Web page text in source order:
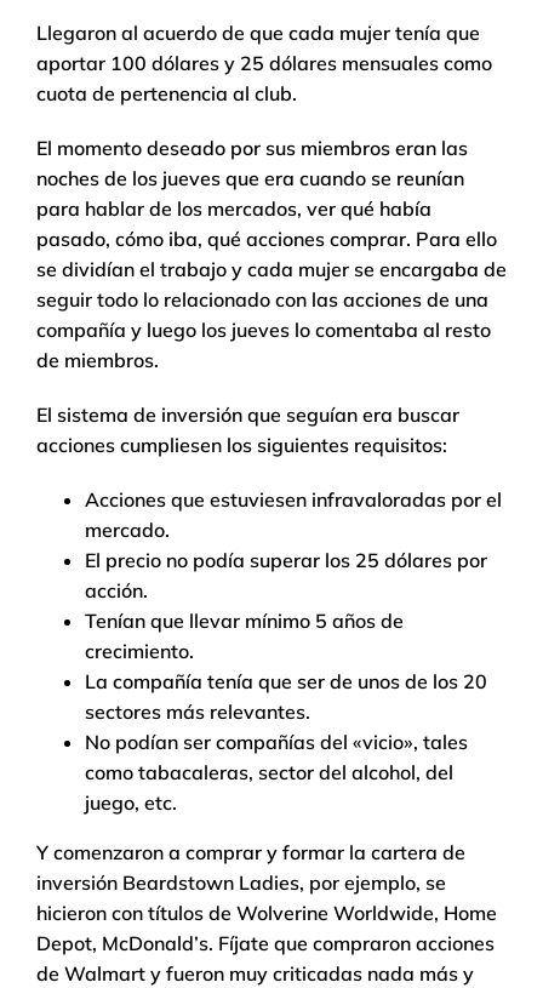
Llegaron al acuerdo de que cada mujer tenía que
aportar 100 dólares y 25 dólares mensuales como
cuota de pertenencia al club.
El momento deseado por sus miembros eran las
noches de los jueves que era cuando se reunían
para hablar de los mercados, ver qué había
pasado, cómo iba, qué acciones comprar. Para ello
se dividían el trabajo y cada mujer se encargaba de
seguir todo lo relacionado con las acciones de una
compañía y luego los jueves lo comentaba al resto
de miembros.
El sistema de inversión que seguían era buscar
acciones cumpliesen los siguientes requisitos:
Acciones que estuviesen infravaloradas por el
mercado.
El precio no podía superar los 25 dólares por
acción.
Tenían que llevar mínimo 5 años de
crecimiento.
La compañía tenía que ser de unos de los 20
sectores más relevantes.
No podían ser compañías del «vicio», tales
como tabacaleras, sector del alcohol, del
juego, etc.
Y comenzaron a comprar y formar la cartera de
inversión Beardstown Ladies, por ejemplo, se
hicieron con títulos de Wolverine Worldwide, Home
Depot, McDonald’s. Fíjate que compraron acciones
de Walmart y fueron muy criticadas nada más y